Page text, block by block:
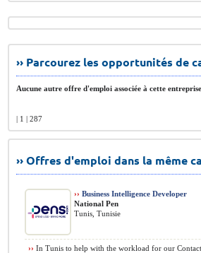
›› Parcourez les opportunités de
Aucune autre offre d'emploi associée à cette
| 1 | 287
›› Offres d'emploi dans la même
›› Business Intelligence Developer
National Pen
Tunis, Tunisie
›› In Tunis to help with the workload for our Contact